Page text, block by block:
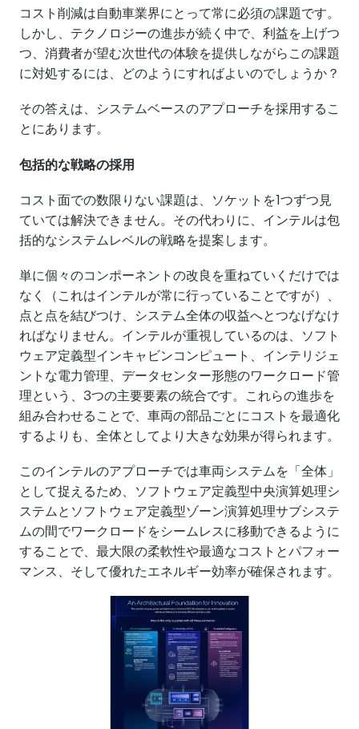
コスト削減は自動車業界にとって常に必須の課題です。
しかし、テクノロジーの進歩が続く中で、利益を上げつ
つ、消費者が望む次世代の体験を提供しながらこの課題
に対処するには、どのようにすればよいのでしょうか？
その答えは、システムベースのアプローチを採用するこ
とにあります。
包括的な戦略の採用
コスト面での数限りない課題は、ソケットを1つずつ見
ていては解決できません。その代わりに、インテルは包
括的なシステムレベルの戦略を提案します。
単に個々のコンポーネントの改良を重ねていくだけでは
なく（これはインテルが常に行っていることですが）、
点と点を結びつけ、システム全体の収益へとつなげなけ
ればなりません。インテルが重視しているのは、ソフト
ウェア定義型インキャビンコンピュート、インテリジェ
ントな電力管理、データセンター形態のワークロード管
理という、3つの主要要素の統合です。これらの進歩を
組み合わせることで、車両の部品ごとにコストを最適化
するよりも、全体としてより大きな効果が得られます。
このインテルのアプローチでは車両システムを「全体」
として捉えるため、ソフトウェア定義型中央演算処理シ
ステムとソフトウェア定義型ゾーン演算処理サブシステ
ムの間でワークロードをシームレスに移動できるように
することで、最大限の柔軟性や最適なコストとパフォー
マンス、そして優れたエネルギー効率が確保されます。